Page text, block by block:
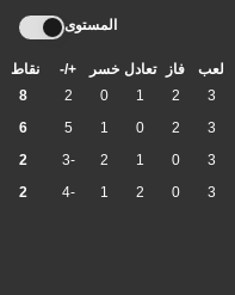
المستوى
لعب فاز تعادل خسر +/- نقاط
3
2
1
0
2
8
3
2
0
1
5
6
3
0
1
2
-3
2
3
0
2
1
-4
2